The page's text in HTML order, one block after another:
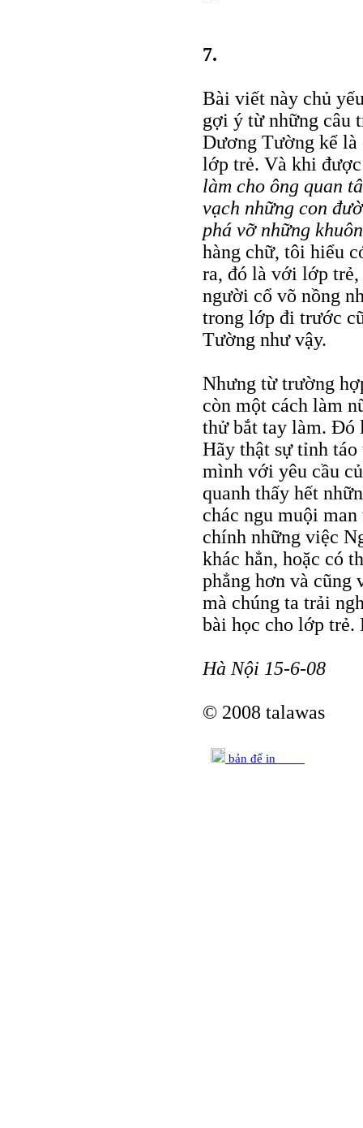
7.
Bài viết này chủ
gợi ý từ những câu
Dương Tường kể
lớp trẻ. Và khi
làm cho ông quan
vạch những con
phá vỡ những
hàng chữ, tôi hiểu
ra, đó là với lớp trẻ,
người cổ võ nồng
trong lớp đi trước
Tường như vậy.
Nhưng từ trường
còn một cách làm
thử bắt tay làm. Đó
Hãy thật sự tỉnh
mình với yêu cầu
quanh thấy hết
chác ngu muội
chính những việc
khác hẳn, hoặc có
phẳng hơn và cũng
mà chúng ta trải
bài học cho lớp trẻ.
Hà Nội 15-6-08
© 2008 talawas
bản để in